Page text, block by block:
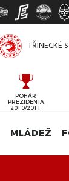
TŘINECKÉ
POHÁR
PREZIDENTA
2010/2011
MLÁDEŽ